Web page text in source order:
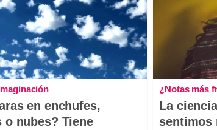
en enchufes,
o nubes? Tiene
¿Notas más
La
sentimos